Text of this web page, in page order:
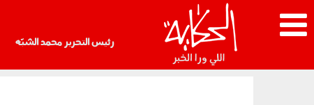
رئيس التحرير محمد الشبّه